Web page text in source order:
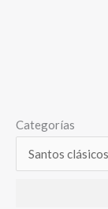
Categorías